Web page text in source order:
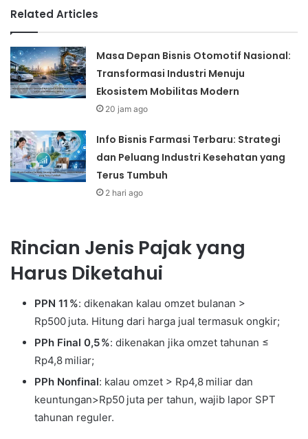
Related Articles
Masa Depan Bisnis Otomotif Nasional:
Transformasi Industri Menuju
Ekosistem Mobilitas Modern
20 jam ago
Info Bisnis Farmasi Terbaru: Strategi
dan Peluang Industri Kesehatan yang
Terus Tumbuh
2 hari ago
Rincian Jenis Pajak yang
Harus Diketahui
PPN 11 %: dikenakan kalau omzet bulanan >
Rp500 juta. Hitung dari harga jual termasuk ongkir;
PPh Final 0,5 %: dikenakan jika omzet tahunan ≤
Rp4,8 miliar;
PPh Nonfinal: kalau omzet > Rp4,8 miliar dan
keuntungan>Rp50 juta per tahun, wajib lapor SPT
tahunan reguler.